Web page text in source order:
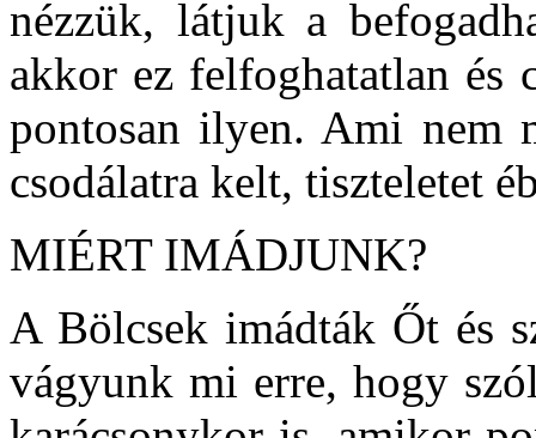
nézzük, látjuk a
akkor ez felfoghatatlan és
pontosan ilyen. Ami nem
csodálatra kelt, tiszteletet
MIÉRT IMÁDJUNK?
A Bölcsek imádták Őt és
vágyunk mi erre, hogy